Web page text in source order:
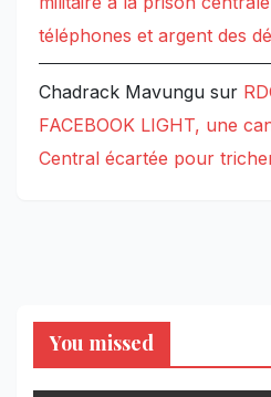
téléphones et argent des
Chadrack Mavungu sur
FACEBOOK LIGHT, une
Central écartée pour
You missed